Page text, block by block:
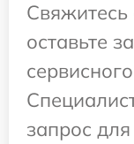
оставьте
запрос